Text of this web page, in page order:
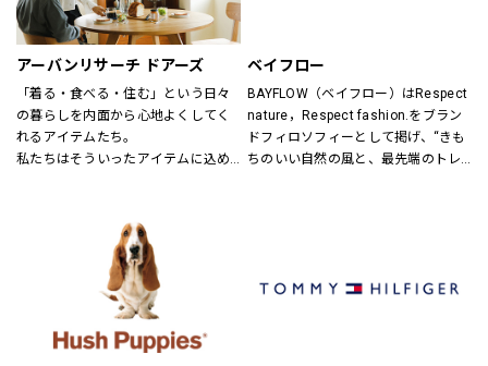
アーバンリサーチ ドアーズ
「着る・食べる・住む」という日々
の暮らしを内面から心地よくしてく
れるアイテムたち。
私たちはそういったアイテムに込め
「新しい価値観へのドア」を開く案
内役として、日々の暮らしの中で大
切なものを一緒に見つけていきたい
と考えています。
あなたらしいスタイル、あなたにと
ってのベーシックを、DOORSへ探し
ベイフロー
BAYFLOW（ベイフロー）はRespect
nature，Respect fashion.をブラン
ドフィロソフィーとして掲げ、“きも
ちのいい自然の風と、最先端のトレ